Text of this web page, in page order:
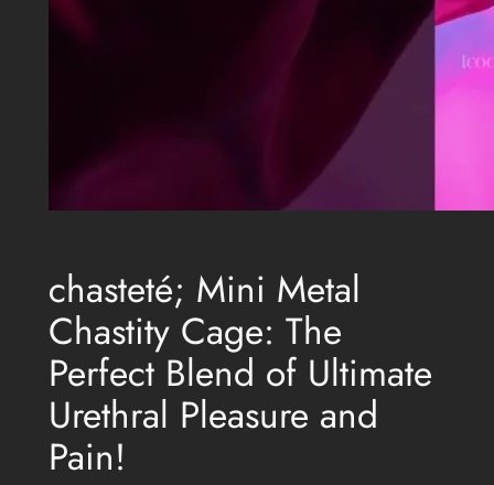
chasteté; Mini Metal
Chastity Cage: The
Perfect Blend of Ultimate
Urethral Pleasure and
Pain!